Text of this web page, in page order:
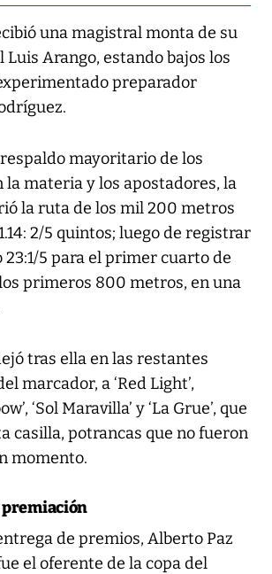
una magistral monta de su
Arango, estando bajos los
preparador
mayoritario de los
la materia y los apostadores, la
la ruta de los mil 200 metros
2/5 quintos; luego de registrar
5 para el primer cuarto de
primeros 800 metros, en una
tras ella en las restantes
marcador, a ‘Red Light’,
‘Sol Maravilla’ y ‘La Grue’, que
casilla, potrancas que no fueron
momento.
premiación
de premios, Alberto Paz
el oferente de la copa del